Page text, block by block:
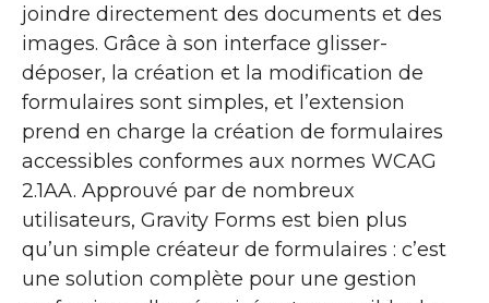
joindre directement des documents et des
images. Grâce à son interface glisser-
déposer, la création et la modification de
formulaires sont simples, et l’extension
prend en charge la création de formulaires
accessibles conformes aux normes WCAG
2.1AA. Approuvé par de nombreux
utilisateurs, Gravity Forms est bien plus
qu’un simple créateur de formulaires : c’est
une solution complète pour une gestion